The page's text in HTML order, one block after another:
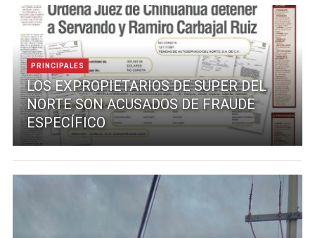
PRINCIPALES
LOS EXPROPIETARIOS DE SUPER DEL
NORTE SON ACUSADOS DE FRAUDE
ESPECÍFICO